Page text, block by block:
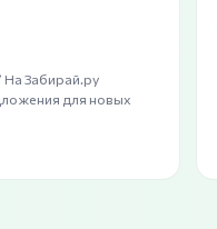
На Забирай.ру
для новых